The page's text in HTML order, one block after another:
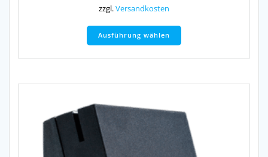
zzgl.Versandkosten
Ausführung wählen
Dieses
mehrere
auf.
Optionen
können
auf
der